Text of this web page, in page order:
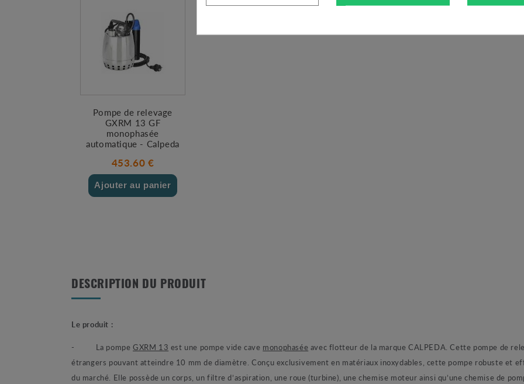
Pompe de relevage
GXRM 13 GF
monophasée
automatique - Calpeda
453.60 €
Ajouter au panier
DESCRIPTION DU PRODUIT
Le produit :
- La pompe GXRM 13 est une pompe vide cave monophasée avec flotteur de la marque CALPEDA. Cette pompe de
étrangers pouvant atteindre 10 mm de diamètre. Conçu exclusivement en matériaux inoxydables, cette pompe robuste et
du marché. Elle possède un corps, un filtre d’aspiration, une roue (turbine), une chemise moteur ainsi qu’une chemise de